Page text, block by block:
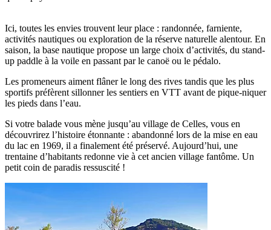
Ici, toutes les envies trouvent leur place : randonnée, farniente,
activités nautiques ou exploration de la réserve naturelle alentour. En
saison, la base nautique propose un large choix d’activités, du stand-
up paddle à la voile en passant par le canoë ou le pédalo.
Les promeneurs aiment flâner le long des rives tandis que les plus
sportifs préfèrent sillonner les sentiers en VTT avant de pique-niquer
les pieds dans l’eau.
Si votre balade vous mène jusqu’au village de Celles, vous en
découvrirez l’histoire étonnante : abandonné lors de la mise en eau
du lac en 1969, il a finalement été préservé. Aujourd’hui, une
trentaine d’habitants redonne vie à cet ancien village fantôme. Un
petit coin de paradis ressuscité !